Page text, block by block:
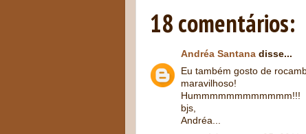
18 comentários:
Andréa Santana disse...
Eu também gosto de
maravilhoso!
Hummmmmmmmmmmm!!!
bjs,
Andréa...